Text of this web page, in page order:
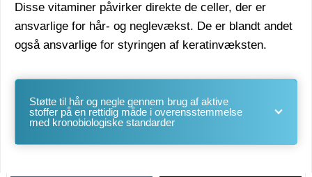
Disse vitaminer påvirker direkte de celler, der er
ansvarlige for hår- og neglevækst. De er blandt andet
også ansvarlige for styringen af keratinvæksten.
Støtte til hår og negle gennem brug af aktive
stoffer på en rettidig måde i overensstemmelse
med kronobiologiske standarder